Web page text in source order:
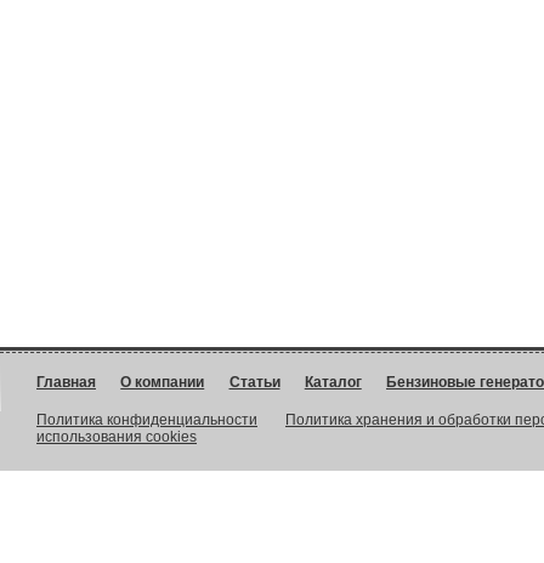
Главная О компании Статьи Каталог Бензиновые
Политика конфиденциальности
Политика хранения и обработки
использования cookies